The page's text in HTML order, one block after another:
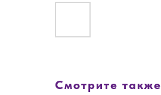
Смотрите также